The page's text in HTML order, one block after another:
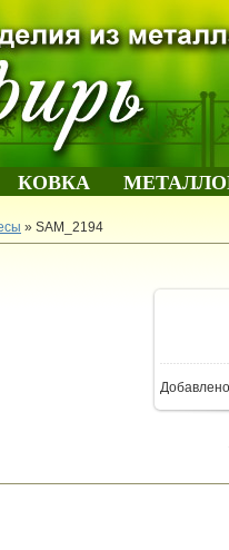
КОВКА
» SAM_2194
Добавлено